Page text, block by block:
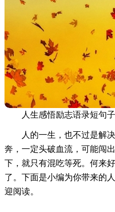
人生感悟励志语录短句子
人的一生，也不过是解
奔，一定头破血流，可能闯
下，就只有混吃等死。何来
了。下面是小编为你带来的
迎阅读。